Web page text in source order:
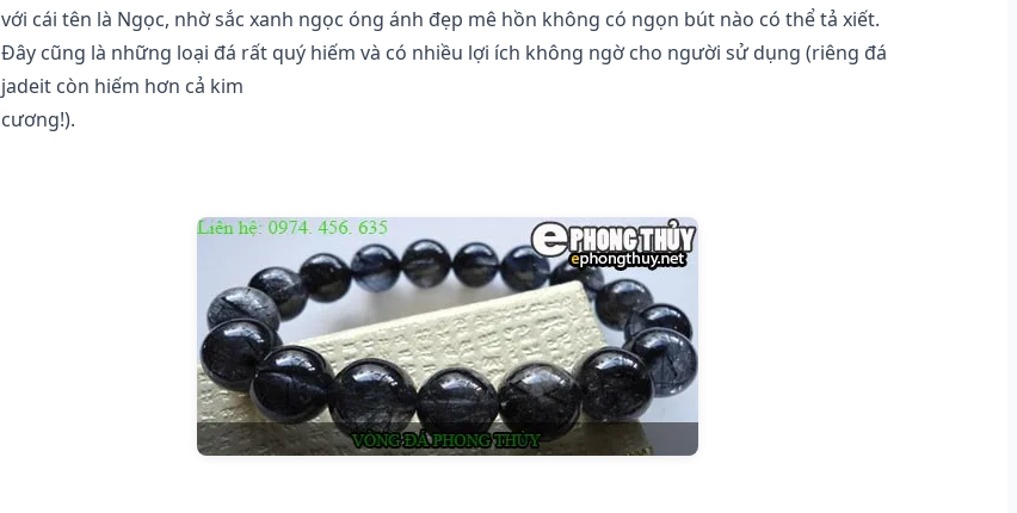
với cái tên là Ngọc, nhờ sắc xanh ngọc óng ánh đẹp mê hồn không có ngọn bút nào có thể tả xiết.
Đây cũng là những loại đá rất quý hiếm và có nhiều lợi ích không ngờ cho người sử dụng (riêng đá
jadeit còn hiếm hơn cả kim
cương!).